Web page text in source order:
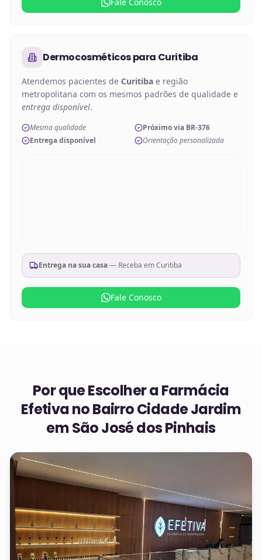
Dermocosméticospara Curitiba
Atendemos pacientes de Curitiba e região
metropolitana com os mesmos padrões de qualidade e
entrega disponível.
Mesma qualidade
Próximo via BR-376
Entrega disponível
Orientação personalizada
Entrega na sua casa— Receba emCuritiba
Fale Conosco
Por que Escolher a Farmácia
Efetiva noBairro Cidade Jardim
em São José dos Pinhais